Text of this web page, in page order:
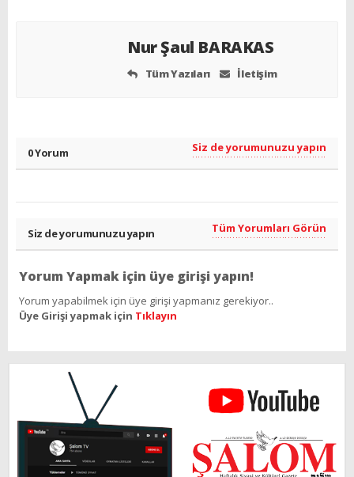
Nur Şaul BARAKAS
Tüm Yazıları İletişim
0 Yorum Siz de yorumunuzu yapın
Siz de yorumunuzu yapın Tüm Yorumları Görün
Yorum Yapmak için üye girişi yapın!
Yorum yapabilmek için üye girişi yapmanız gerekiyor..
Üye Girişi yapmak için Tıklayın